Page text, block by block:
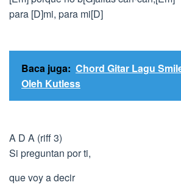
para [D]mi, para mi[D]
Baca juga: Chord Gitar Lagu
Oleh Kutless
A D A (riff 3)
Si preguntan por ti,
que voy a decir